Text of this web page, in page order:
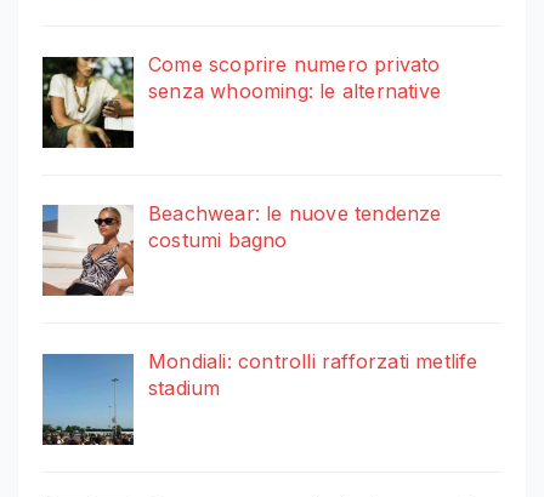
Come scoprire numero privato
senza whooming: le alternative
Beachwear: le nuove tendenze
costumi bagno
Mondiali: controlli rafforzati metlife
stadium